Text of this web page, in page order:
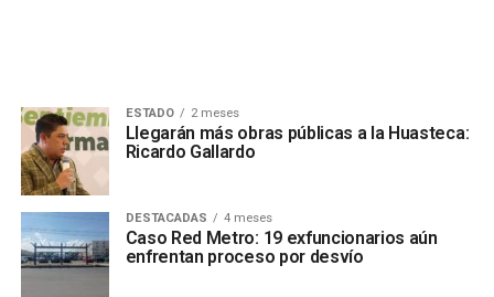
ESTADO 2 meses
Llegarán más obras públicas a la Huasteca:
Ricardo Gallardo
DESTACADAS 4 meses
Caso Red Metro: 19 exfuncionarios aún
enfrentan proceso por desvío